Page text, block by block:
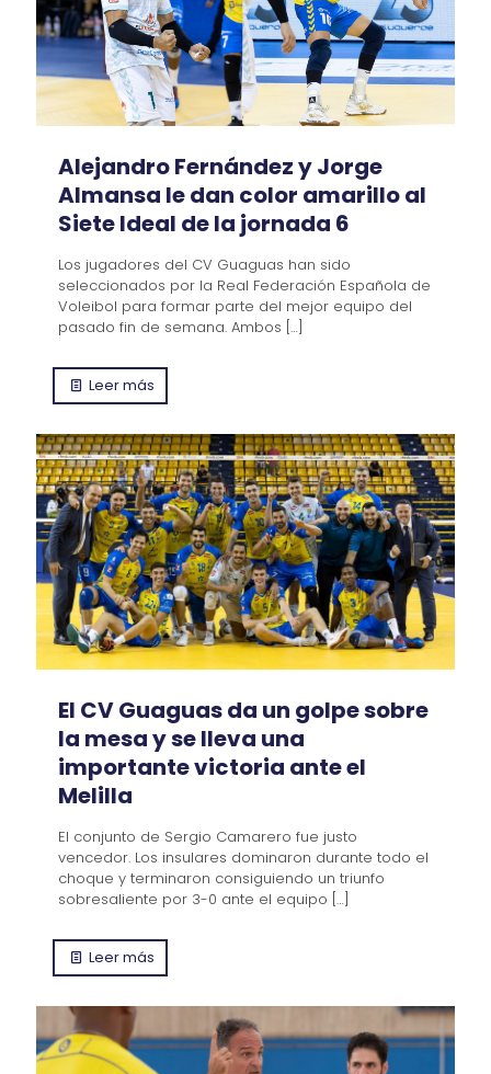
Alejandro Fernández y Jorge
Almansa le dan color amarillo al
Siete Ideal de la jornada 6
Los jugadores del CV Guaguas han sido
seleccionados por la Real Federación Española de
Voleibol para formar parte del mejor equipo del
pasado fin de semana. Ambos […]
Leer más
El CV Guaguas da un golpe sobre
la mesa y se lleva una
importante victoria ante el
Melilla
El conjunto de Sergio Camarero fue justo
vencedor. Los insulares dominaron durante todo el
choque y terminaron consiguiendo un triunfo
sobresaliente por 3-0 ante el equipo […]
Leer más